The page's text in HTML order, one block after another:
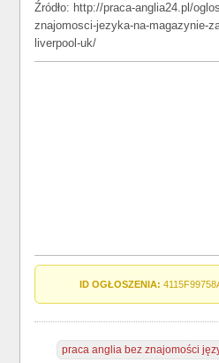
Źródło: http://praca-anglia24.pl/
znajomosci-jezyka-na-magazynie-
liverpool-uk/
ID OGŁOSZENIA:
praca anglia bez znajomości